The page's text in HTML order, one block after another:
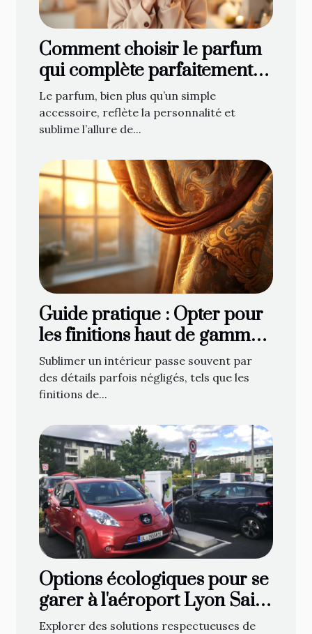
Comment choisir le parfum
qui complète parfaitement
votre style ?
Le parfum, bien plus qu’un simple
accessoire, reflète la personnalité et
sublime l’allure de...
Guide pratique : Opter pour
les finitions haut de gamme
en décoration de fenêtre
Sublimer un intérieur passe souvent par
des détails parfois négligés, tels que les
finitions de...
Options écologiques pour se
garer à l'aéroport Lyon Saint
Exupéry
Explorer des solutions respectueuses de